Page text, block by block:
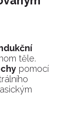
těle.
pomocí